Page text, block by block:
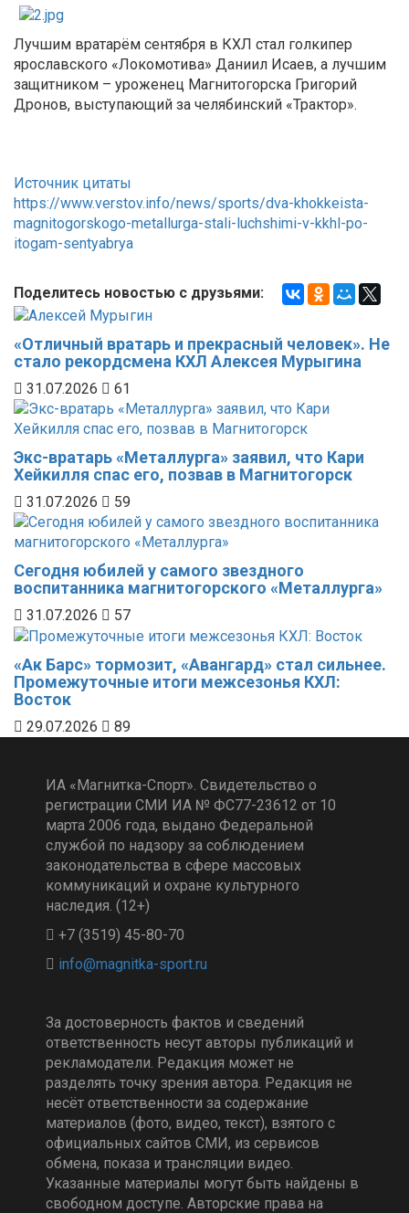
Лучшим вратарём сентября в КХЛ стал голкипер
ярославского «Локомотива» Даниил Исаев, а лучшим
защитником – уроженец Магнитогорска Григорий
Дронов, выступающий за челябинский «Трактор».
Источник цитаты
https://www.verstov.info/news/sports/dva-khokkeista-
magnitogorskogo-metallurga-stali-luchshimi-v-kkhl-po-
itogam-sentyabrya
Поделитесь новостью с друзьями:
«Отличный вратарь и прекрасный человек». Не
стало рекордсмена КХЛ Алексея Мурыгина
31.07.2026 61
Экс-вратарь «Металлурга» заявил, что Кари
Хейкилля спас его, позвав в Магнитогорск
31.07.2026 59
Сегодня юбилей у самого звездного
воспитанника магнитогорского «Металлурга»
31.07.2026 57
«Ак Барс» тормозит, «Авангард» стал сильнее.
Промежуточные итоги межсезонья КХЛ:
Восток
29.07.2026 89
ИА «Магнитка-Спорт». Свидетельство о
регистрации СМИ ИА № ФС77-23612 от 10
марта 2006 года, выдано Федеральной
службой по надзору за соблюдением
законодательства в сфере массовых
коммуникаций и охране культурного
наследия. (12+)
+7 (3519) 45-80-70
За достоверность фактов и сведений
ответственность несут авторы публикаций и
рекламодатели. Редакция может не
разделять точку зрения автора. Редакция не
несёт ответственности за содержание
материалов (фото, видео, текст), взятого с
официальных сайтов СМИ, из сервисов
обмена, показа и трансляции видео.
Указанные материалы могут быть найдены в
свободном доступе. Авторские права на